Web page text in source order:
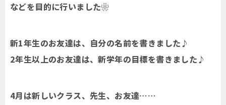
などを目的に行いました❀
新1年生のお友達は、自分の名前を書きました♪
2年生以上のお友達は、新学年の目標を書きました♪
4月は新しいクラス、先生、お友達……